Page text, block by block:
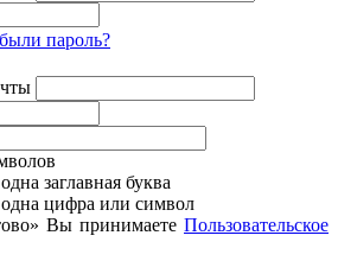
пароль?
заглавная буква
цифра или символ
Вы принимаете Пользовательское